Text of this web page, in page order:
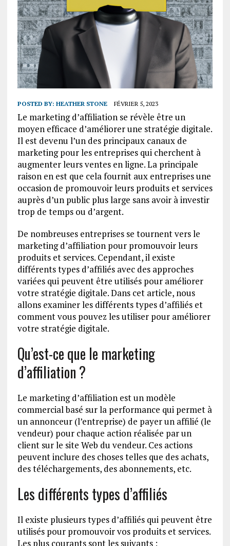
POSTED BY: HEATHER STONE FÉVRIER 5, 2023
Le marketing d’affiliation se révèle être un
moyen efficace d’améliorer une stratégie digitale.
Il est devenu l’un des principaux canaux de
marketing pour les entreprises qui cherchent à
augmenter leurs ventes en ligne. La principale
raison en est que cela fournit aux entreprises une
occasion de promouvoir leurs produits et services
auprès d’un public plus large sans avoir à investir
trop de temps ou d’argent.
De nombreuses entreprises se tournent vers le
marketing d’affiliation pour promouvoir leurs
produits et services. Cependant, il existe
différents types d’affiliés avec des approches
variées qui peuvent être utilisés pour améliorer
votre stratégie digitale. Dans cet article, nous
allons examiner les différents types d’affiliés et
comment vous pouvez les utiliser pour améliorer
votre stratégie digitale.
Qu’est-ce que le marketing
d’affiliation ?
Le marketing d’affiliation est un modèle
commercial basé sur la performance qui permet à
un annonceur (l’entreprise) de payer un affilié (le
vendeur) pour chaque action réalisée par un
client sur le site Web du vendeur. Ces actions
peuvent inclure des choses telles que des achats,
des téléchargements, des abonnements, etc.
Les différents types d’affiliés
Il existe plusieurs types d’affiliés qui peuvent être
utilisés pour promouvoir vos produits et services.
Les plus courants sont les suivants :